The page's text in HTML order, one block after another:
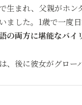
生まれ、父親がホン
ました。1歳で一度
の両方に堪能なバイ
、後に彼女がグロー